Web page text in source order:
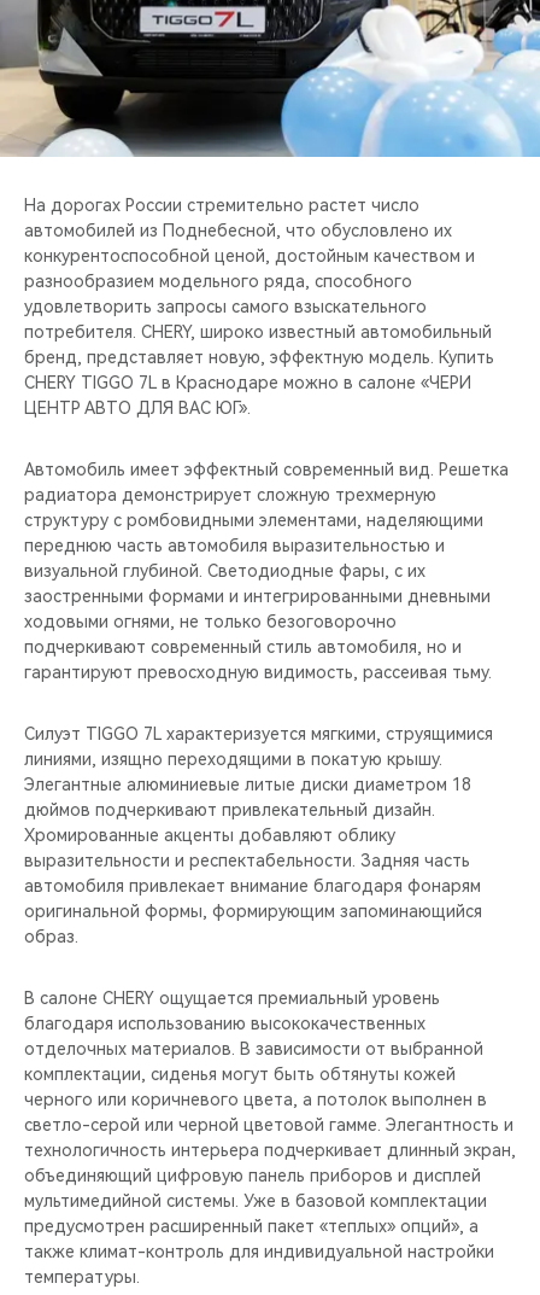
CHERY И СПОРТ
НАШИ МЕРОПРИЯТИЯ
CHERY ДЛЯ ДЕТЕЙ
На дорогах России стремительно растет число
автомобилей из Поднебесной, что обусловлено их
конкурентоспособной ценой, достойным качеством и
разнообразием модельного ряда, способного
удовлетворить запросы самого взыскательного
потребителя. CHERY, широко известный автомобильный
бренд, представляет новую, эффектную модель. Купить
CHERY TIGGO 7L в Краснодаре можно в салоне «ЧЕРИ
ЦЕНТР АВТО ДЛЯ ВАС ЮГ».
Автомобиль имеет эффектный современный вид. Решетка
радиатора демонстрирует сложную трехмерную
структуру с ромбовидными элементами, наделяющими
переднюю часть автомобиля выразительностью и
визуальной глубиной. Светодиодные фары, с их
заостренными формами и интегрированными дневными
ходовыми огнями, не только безоговорочно
подчеркивают современный стиль автомобиля, но и
гарантируют превосходную видимость, рассеивая тьму.
Силуэт TIGGO 7L характеризуется мягкими, струящимися
линиями, изящно переходящими в покатую крышу.
Элегантные алюминиевые литые диски диаметром 18
дюймов подчеркивают привлекательный дизайн.
Хромированные акценты добавляют облику
выразительности и респектабельности. Задняя часть
автомобиля привлекает внимание благодаря фонарям
оригинальной формы, формирующим запоминающийся
образ.
В салоне CHERY ощущается премиальный уровень
благодаря использованию высококачественных
отделочных материалов. В зависимости от выбранной
комплектации, сиденья могут быть обтянуты кожей
черного или коричневого цвета, а потолок выполнен в
светло-серой или черной цветовой гамме. Элегантность и
технологичность интерьера подчеркивает длинный экран,
объединяющий цифровую панель приборов и дисплей
мультимедийной системы. Уже в базовой комплектации
предусмотрен расширенный пакет «теплых» опций», а
также климат-контроль для индивидуальной настройки
температуры.